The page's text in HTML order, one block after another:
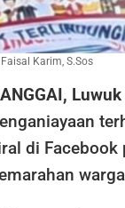
Karim, S.Sos
di Facebook